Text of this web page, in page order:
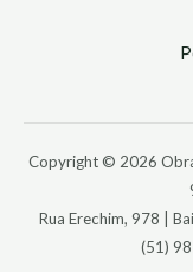
Copyright © 2026
Rua Erechim, 978 |
(51)